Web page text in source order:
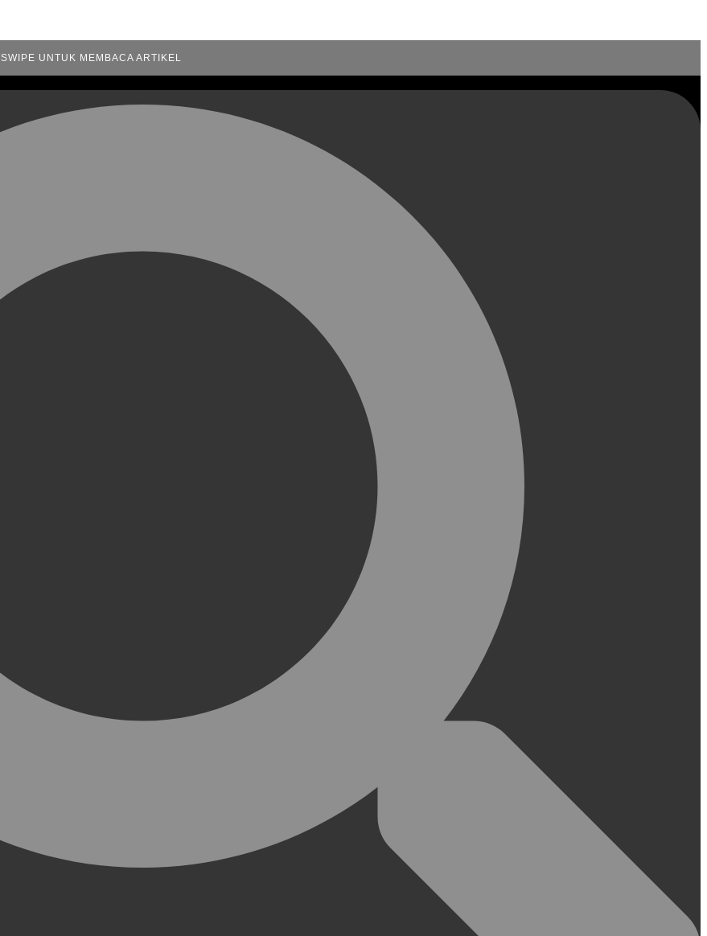
SWIPE UNTUK MEMBACA ARTIKEL